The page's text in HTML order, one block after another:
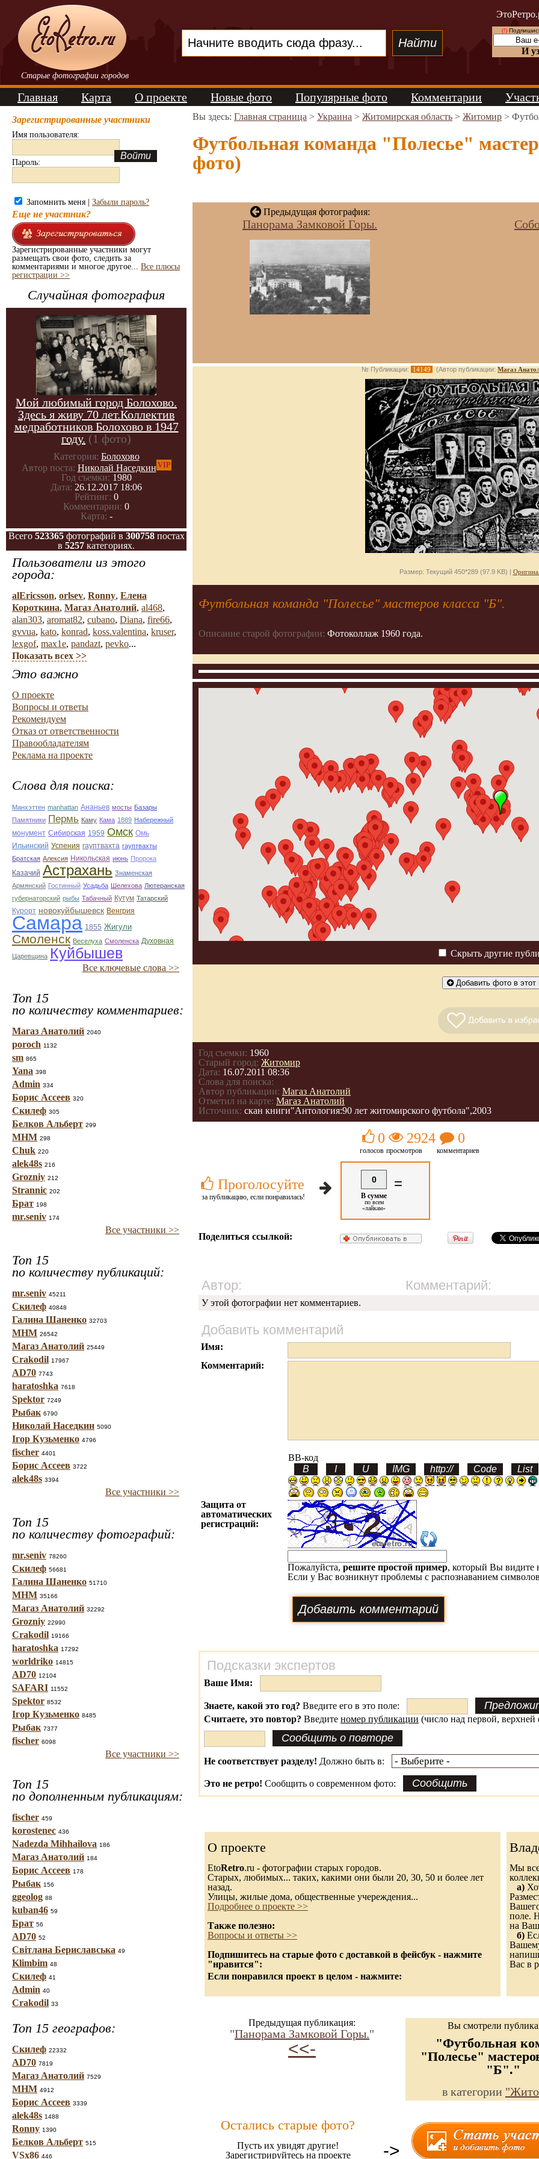
Старые фотографии городов
(!)
И
Главная Карта О проекте Новые фото Популярные фото Комментарии
Зарегистрированные участники
Имя пользователя:
Пароль:
Запомнить меня | Забыли пароль?
Еще не участник?
Зарегистрированные участники могут
размещать свои фото, следить за
комментариями и многое другое... Все плюсы
регистрации >>
Случайная фотография
Мой любимый город Болохово.
Здесь я живу 70 лет.Коллектив
медработников Болохово в 1947
году. (1 фото)
Категория: Болохово
Автор поста: Николай Наседкин VIP
Год съемки: 1980
Дата: 26.12.2017 18:06
Рейтинг: 0
Комментарии: 0
Карта: -
Всего 523365фотографий в 300758постах
в 5257 категориях.
Пользователи из этого
города:
alEricsson, orlsev, Ronny, Елена
Короткина, Магаз Анатолий, al468,
alan303, aromat82, cubano, Diana, fire66,
gvvua, kato, konrad, koss.valentina, kruser,
lexgof, max1e, pandazt, pevko...
Показать всех >>
Это важно
О проекте
Вопросы и ответы
Рекомендуем
Отказ от ответственности
Правообладателям
Реклама на проекте
Слова для поиска:
Манхэттен manhattan Ананьев мосты Базары
Памятники Пермь Каму Кама 1889 Набережный
монумент Сибирская 1959 Омск Омь
Ильинский Успения гауптвахта гауптвахты
Братская Алексия Никольская июнь Пророка
Казачий Астрахань Знаменская
Армянский Гостинный Усадьба Шелехова Лютеранская
губернаторский рыбы Табачный Кутум Татарский
Курорт новокуйбышевск Венгрия
Самара 1855 Жигули
Смоленск Веселуха Смоленска Духовная
Царевщина Куйбышев
Все ключевые слова >>
Топ 15
по количеству комментариев:
Магаз Анатолий 2040
poroch 1132
sm 865
Yana 398
Admin 334
Борис Ассеев 320
Скилеф 305
Белков Альберт 299
МНМ 298
Chuk 220
alek48s 216
Grozniy 212
Strannic 202
Брат 198
mr.seniv 174
Все участники >>
Топ 15
по количеству публикаций:
mr.seniv 45211
Скилеф 40848
Галина Шаненко 32703
МНМ 26542
Магаз Анатолий 25449
Crakodil 17967
AD70 7743
haratoshka 7618
Spektor 7249
Рыбак 6790
Николай Наседкин 5090
Ігор Кузьменко 4796
fischer 4401
Борис Ассеев 3722
alek48s 3394
Все участники >>
Топ 15
по количеству фотографий:
mr.seniv 78260
Скилеф 56681
Галина Шаненко 51710
МНМ 35166
Магаз Анатолий 32292
Grozniy 22990
Crakodil 19166
haratoshka 17292
worldriko 14815
AD70 12104
SAFARI 11552
Spektor 8532
Ігор Кузьменко 8485
Рыбак 7377
fischer 6098
Все участники >>
Топ 15
по дополненным публикациям:
fischer 459
korostenec 436
Nadezda Mihhailova 186
Магаз Анатолий 184
Борис Ассеев 178
Рыбак 156
ggeolog 88
kuban46 59
Брат 56
AD70 52
Світлана Бериславська 49
Klimbim 48
Скилеф 41
Admin 40
Crakodil 33
Топ 15 географов:
Скилеф 22332
AD70 7819
Магаз Анатолий 7529
МНМ 4912
Борис Ассеев 3339
alek48s 1488
Ronny 1390
Белков Альберт 515
VSx86 446
Вы здесь: Главная страница > Украина > Житомирская область > Житомир >
Футбольная команда "Полесье"
фото)
Предыдущая фотография:
Панорама Замковой Горы.
№ Публикации: 14149 (Автор публикации: Магаз
Размер: Текущий 450*289 (97.9 KB) |
Футбольная команда "Полесье" мастеров класса "Б".
Описание старой фотографии: Фотоколлаж 1960 года.
Скрыть другие
Добавить фото в этот
Год съемки: 1960
Старый город: Житомир
Дата: 16.07.2011 08:36
Слова для поиска:
Автор публикации: Магаз Анатолий
Отметил на карте: Магаз Анатолий
Источник: скан книги"Антология:90 лет житомирского футбола",2003
Проголосуйте
за публикацию, если понравилась!
0
голосов
2924
просмотров
0
комментариев
0
В сумме
по всем
«лайкам»
=
Поделиться ссылкой:
Автор: Комментарий:
У этой фотографии нет комментариев.
Добавить комментарий
Имя:
Комментарий:
BB-код
Защита от
автоматических
регистраций:
Пожалуйста, решите простой пример, который Вы видите
Если у Вас возникнут проблемы с распознаванием
Подсказки экспертов
Ваше Имя:
Знаете, какой это год? Введите его в это поле:
Считаете, это повтор? Введите номер публикации (число над первой, верхней
Не соответствует разделу! Должно быть в:
Это не ретро! Сообщить о современном фото:
О проекте
EtoRetro.ru - фотографии старых городов.
Старых, любимых... таких, какими они были 20, 30, 50 и более лет
назад.
Улицы, жилые дома, общественные учереждения...
Подробнее о проекте >>
Также полезно:
Вопросы и ответы >>
Подпишитесь на старые фото с доставкой в фейсбук - нажмите
"нравится":
Если понравился проект в целом - нажмите:
Мы
а)
поле.
на Ваш
б)
Вас в
Предыдущая публикация:
"Панорама Замковой Горы."
<<-
Вы смотрели
"Футбольная
"Полесье"
"Б"."
в категории
Остались старые фото?
Пусть их увидят другие!
Зарегистрируйтесь на проекте
->